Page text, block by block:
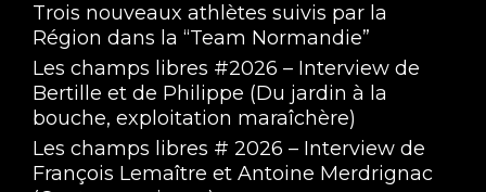
Trois nouveaux athlètes suivis par la
Région dans la “Team Normandie”
Les champs libres #2026 – Interview de
Bertille et de Philippe (Du jardin à la
bouche, exploitation maraîchère)
Les champs libres # 2026 – Interview de
François Lemaître et Antoine Merdrignac